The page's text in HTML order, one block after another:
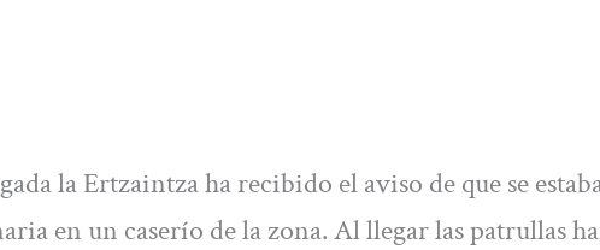
la Ertzaintza ha recibido el aviso de que se
en un caserío de la zona. Al llegar las patrullas